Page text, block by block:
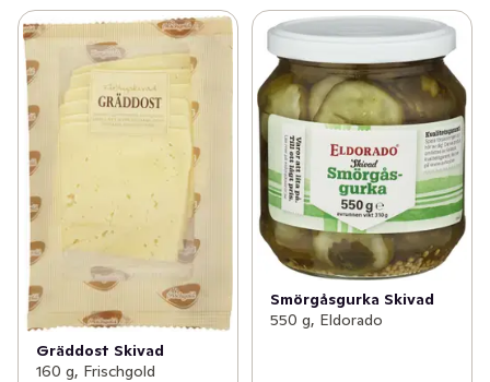
Gräddost Skivad
160 g, Frischgold
Smörgåsgurka Skivad
550 g, Eldorado